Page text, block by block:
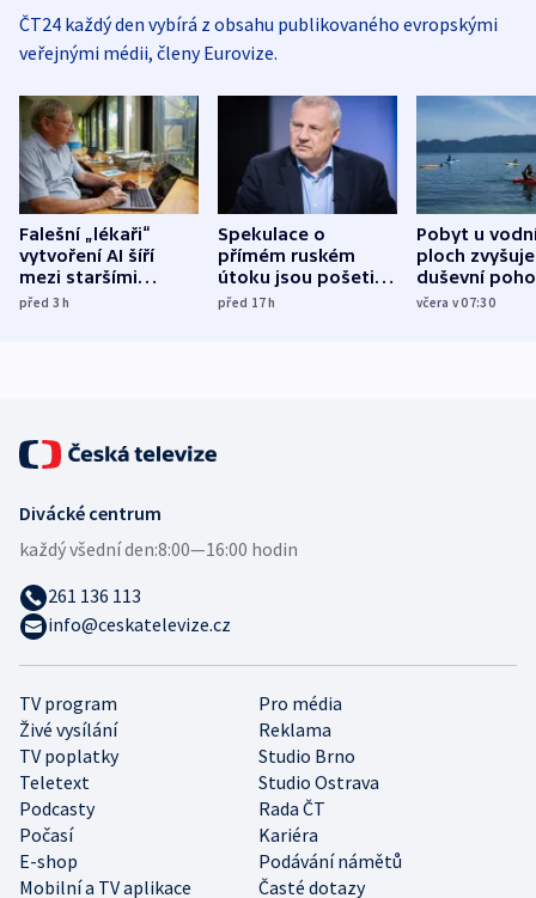
ČT24 každý den vybírá z obsahu publikovaného evropskými
veřejnými médii, členy Eurovize.
Falešní „lékaři“
vytvoření AI šíří
mezi staršími
Poláky nebezpečné
před 3h
Spekulace o
přímém ruském
útoku jsou pošetilé,
míní estonský
před 17h
Pobyt u
ploch zvyšuje
duševní
ukázala
včera v 07:30
TV program
Pro média
Živé vysílání
Reklama
TV poplatky
Studio Brno
Teletext
Studio Ostrava
Podcasty
Rada ČT
Počasí
Kariéra
E-shop
Podávání námětů
Mobilní a TV aplikace
Časté dotazy
Divácké centrum
každý všední den:8:00—16:00 hodin
261 136 113
info@ceskatelevize.cz